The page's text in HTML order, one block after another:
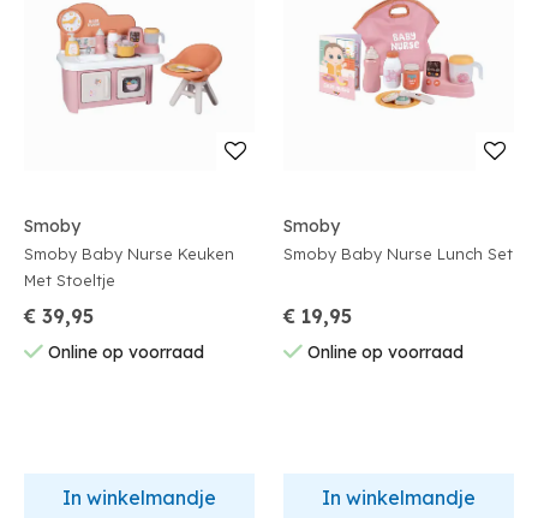
Smoby
Smoby Baby Nurse Keuken
Met Stoeltje
€ 39,95
Online op voorraad
In winkelmandje
Smoby
Smoby Baby Nurse Lunch Set
€ 19,95
Online op voorraad
In winkelmandje